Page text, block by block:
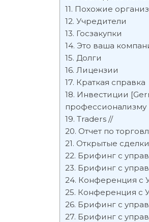
Похожие
Учредители
Госзакупки
Это ваша
Долги
Лицензии
Краткая справка
Инвестиции
профессионализму
Traders //
Отчет по
Открытые
Брифинг с
Брифинг с
Конференция с
Конференция с
Брифинг с
Брифинг с